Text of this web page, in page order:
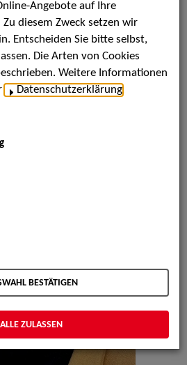
als PDF speichern
Angebote auf Ihre
Zu diesem Zweck setzen wir
Entscheiden Sie bitte selbst,
Die Arten von Cookies
Weitere Informationen
Datenschutzerklärung
BESTÄTIGEN
ALLE ZULASSEN